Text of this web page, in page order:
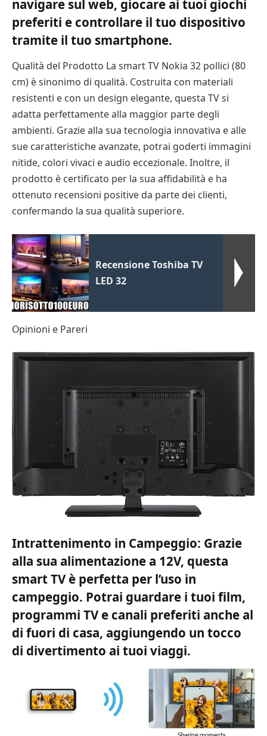
navigare sul web, giocare ai tuoi giochi
preferiti e controllare il tuo dispositivo
tramite il tuo smartphone.
Qualità del Prodotto La smart TV Nokia 32 pollici (80
cm) è sinonimo di qualità. Costruita con materiali
resistenti e con un design elegante, questa TV si
adatta perfettamente alla maggior parte degli
ambienti. Grazie alla sua tecnologia innovativa e alle
sue caratteristiche avanzate, potrai goderti immagini
nitide, colori vivaci e audio eccezionale. Inoltre, il
prodotto è certificato per la sua affidabilità e ha
ottenuto recensioni positive da parte dei clienti,
confermando la sua qualità superiore.
Recensione Toshiba TV
LED 32
Opinioni e Pareri
Intrattenimento in Campeggio: Grazie
alla sua alimentazione a 12V, questa
smart TV è perfetta per l’uso in
campeggio. Potrai guardare i tuoi film,
programmi TV e canali preferiti anche al
di fuori di casa, aggiungendo un tocco
di divertimento ai tuoi viaggi.